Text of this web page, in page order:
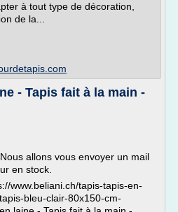
à tout type de décoration,
de la...
- Tapis fait à la main -
allons vous envoyer un mail
en stock.
www.beliani.ch/tapis-tapis-en-
bleu-clair-80x150-cm-